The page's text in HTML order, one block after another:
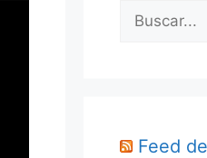
Buscar:
Feed